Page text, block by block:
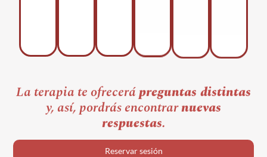
La terapia te ofrecerápreguntas distintas
y, así, pordrás encontrarnuevas
respuestas.
Reservar sesión